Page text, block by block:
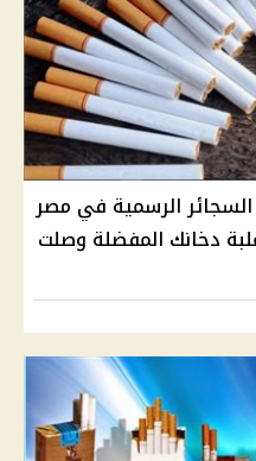
الرسمية في مصر
الأحد 20 أكتوبر 2024: علبة دخانك المفضلة وصلت